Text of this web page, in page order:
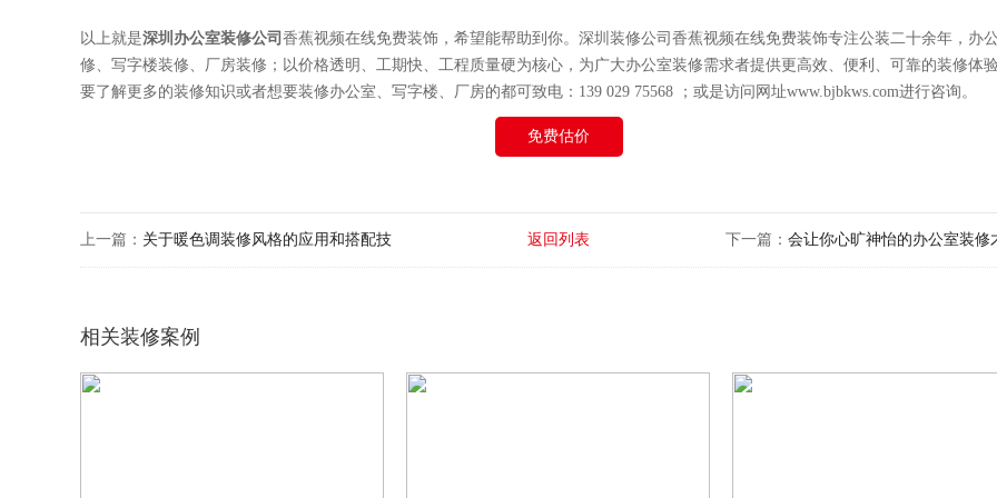
以上就是深圳办公室装修公司 香蕉视频在线免费装饰 ，希望能帮助到你。深圳装修公司香蕉视频在线免费装饰专注公装二十余年， 办
修、写字楼装修、厂房装修；以价格透明、工期快、工程质量硬为核心，为广大办公室装修需求者提供更高效、便利、可靠的装修体
要了解更多的装修知识或者想要装修办公室、写字楼、厂房的都可致电：139 029 75568 ；或是访问网址www.bjbkws.com进行咨询。
免费估价
上一篇： 关于暖色调装修风格的应用和搭配技 下一篇： 会让你心旷神怡的办公室装修
返回列表
相关装修案例